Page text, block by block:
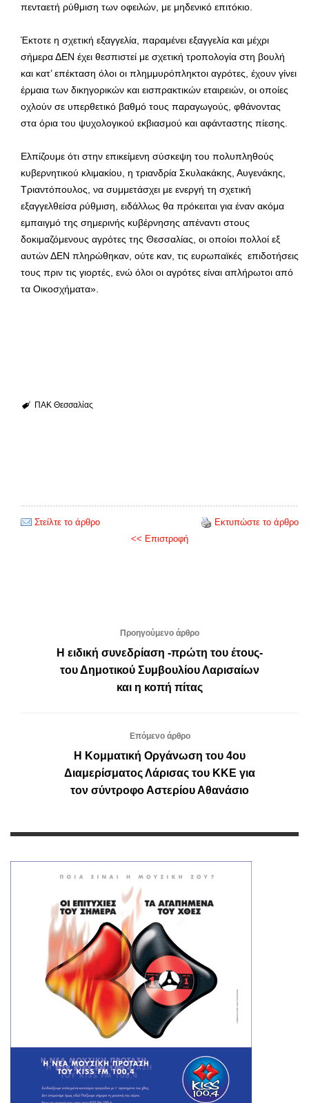
πενταετή ρύθμιση των οφειλών, με μηδενικό επιτόκιο.
Έκτοτε η σχετική εξαγγελία, παραμένει εξαγγελία και μέχρι
σήμερα ΔΕΝ έχει θεσπιστεί με σχετική τροπολογία στη βουλή
και κατ’ επέκταση όλοι οι πλημμυρόπληκτοι αγρότες, έχουν γίνει
έρμαια των δικηγορικών και εισπρακτικών εταιρειών, οι οποίες
οχλούν σε υπερθετικό βαθμό τους παραγωγούς, φθάνοντας
στα όρια του ψυχολογικού εκβιασμού και αφάνταστης πίεσης.
Ελπίζουμε ότι στην επικείμενη σύσκεψη του πολυπληθούς
κυβερνητικού κλιμακίου, η τριανδρία Σκυλακάκης, Αυγενάκης,
Τριαντόπουλος, να συμμετάσχει με ενεργή τη σχετική
εξαγγελθείσα ρύθμιση, ειδάλλως θα πρόκειται για έναν ακόμα
εμπαιγμό της σημερινής κυβέρνησης απέναντι στους
δοκιμαζόμενους αγρότες της Θεσσαλίας, οι οποίοι πολλοί εξ
αυτών ΔΕΝ πληρώθηκαν, ούτε καν, τις ευρωπαϊκές επιδοτήσεις
τους πριν τις γιορτές, ενώ όλοι οι αγρότες είναι απλήρωτοι από
τα Οικοσχήματα».
ΠΑΚ Θεσσαλίας
Στείλτε το άρθρο
Εκτυπώστε το άρθρο
<< Επιστροφή
Προηγούμενο άρθρο
Η ειδική συνεδρίαση -πρώτη του έτους-
του Δημοτικού Συμβουλίου Λαρισαίων
και η κοπή πίτας
Επόμενο άρθρο
Η Κομματική Οργάνωση του 4ου
Διαμερίσματος Λάρισας του ΚΚΕ για
τον σύντροφο Αστερίου Αθανάσιο